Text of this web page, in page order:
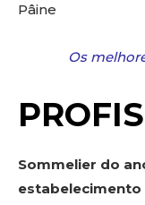
Pâine
Os
Sommelier do
estabelecimento